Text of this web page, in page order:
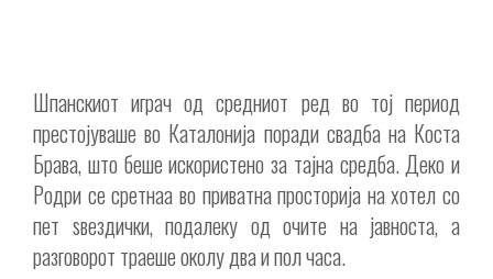
Шпанскиот играч од средниот ред во тој период
престојуваше во Каталонија поради свадба на Коста
Брава, што беше искористено за тајна средба. Деко и
Родри се сретнаа во приватна просторија на хотел со
пет ѕвездички, подалеку од очите на јавноста, а
разговорот траеше околу два и пол часа.